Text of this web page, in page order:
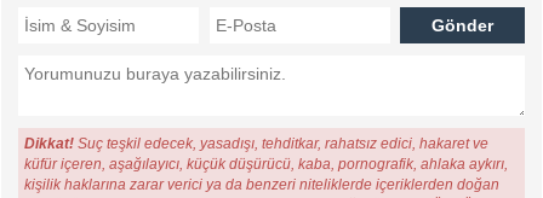
Dikkat! Suç teşkil edecek, yasadışı, tehditkar, rahatsız edici, hakaret ve
küfür içeren, aşağılayıcı, küçük düşürücü, kaba, pornografik, ahlaka aykırı,
kişilik haklarına zarar verici ya da benzeri niteliklerde içeriklerden doğan